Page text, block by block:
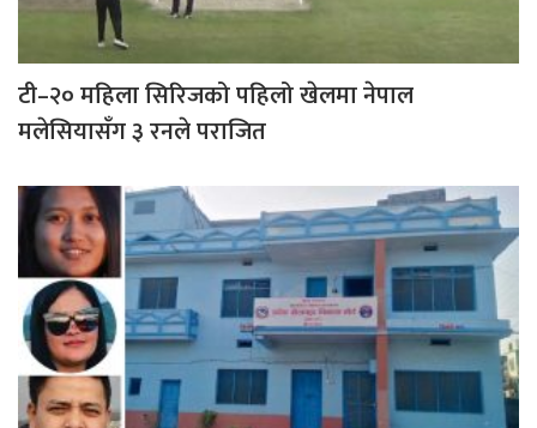
टी–२० महिला सिरिजको पहिलो खेलमा नेपाल
मलेसियासँग ३ रनले पराजित